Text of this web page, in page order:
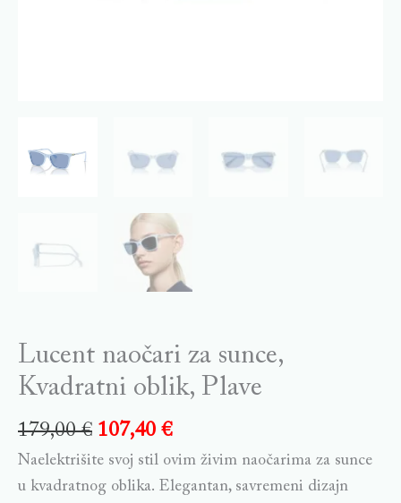
Lucent naočari za sunce,
Kvadratni oblik, Plave
179,00€ 107,40 €
Naelektrišite svoj stil ovim živim naočarima za sunce
u kvadratnog oblika. Elegantan, savremeni dizajn